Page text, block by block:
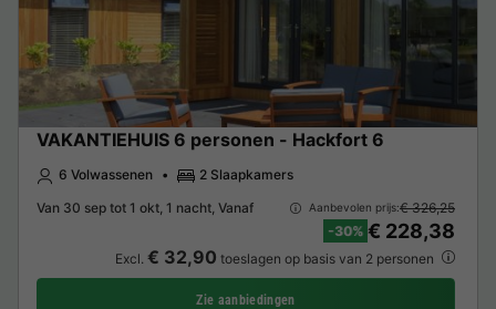
VAKANTIEHUIS 6 personen - Hackfort 6
6 Volwassenen
2 Slaapkamers
Van 30 sep tot 1 okt, 1 nacht, Vanaf
Aanbevolen prijs:€ 326,25
-30% € 228,38
Excl. € 32,90 toeslagen op basis van 2 personen
Zie aanbiedingen